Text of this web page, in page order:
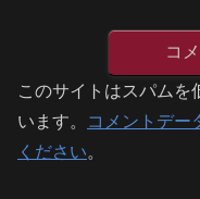
コ
このサイトはスパムを
います。
コメントデー
ください。